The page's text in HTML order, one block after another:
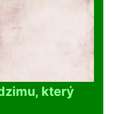
který